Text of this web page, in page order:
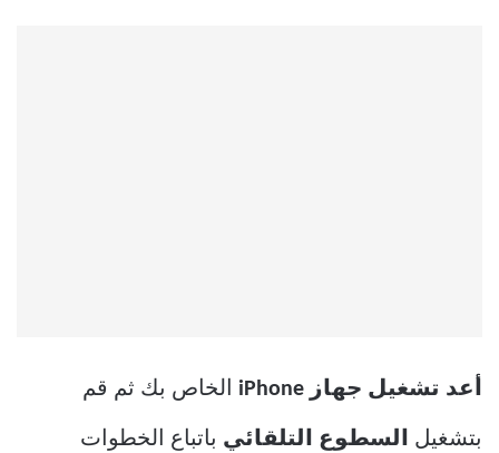
أعد تشغيل جهاز iPhone الخاص بك ثم قم
بتشغيل السطوع التلقائي باتباع الخطوات